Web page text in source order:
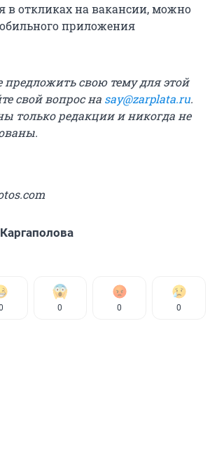
в откликах на вакансии, можно
приложения
предложить свою тему для этой
свой вопрос на say@zarplata.ru.
только редакции и никогда не
0 0 0